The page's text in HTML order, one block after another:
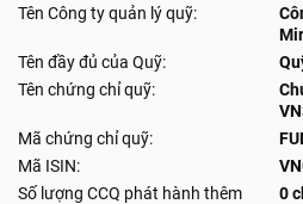
Tên Công ty quản lý quỹ:
Tên đầy đủ của Quỹ:
Tên chứng chỉ quỹ:
Mã chứng chỉ quỹ:
Mã ISIN:
Số lượng CCQ phát hành thêm
0